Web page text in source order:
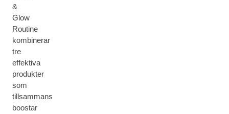
&
Glow
Routine
kombinerar
tre
effektiva
produkter
som
tillsammans
boostar